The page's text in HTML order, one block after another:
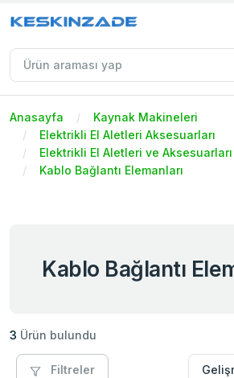
Anasayfa
Kaynak Makineleri
Elektrikli El Aletleri Aksesuarları
Elektrikli El Aletleri ve Aksesuarları
Kablo Bağlantı Elemanları
Kablo Bağlantı
3 Ürün bulundu
Filtreler